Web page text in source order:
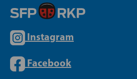
Instagram
Facebook